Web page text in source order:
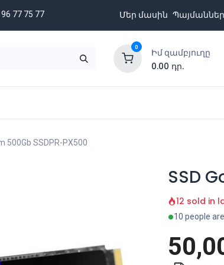
77 75 77 Մեր մասին Պայմաններ
0
Իմ զամբյուղը
0.00 դր.
500Gb SSDPR-PX500
SSD
12 sold in
10 people